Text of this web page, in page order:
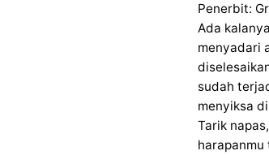
Penerbit:
Ada
menyadari
sudah
menyiksa
Tarik